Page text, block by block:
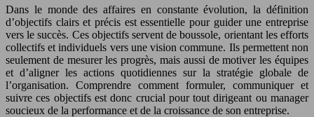
Dans le monde des affaires en constante évolution, la définition
d’objectifs clairs et précis est essentielle pour guider une entreprise
vers le succès. Ces objectifs servent de boussole, orientant les efforts
collectifs et individuels vers une vision commune. Ils permettent non
seulement de mesurer les progrès, mais aussi de motiver les équipes
et d’aligner les actions quotidiennes sur la stratégie globale de
l’organisation. Comprendre comment formuler, communiquer et
suivre ces objectifs est donc crucial pour tout dirigeant ou manager
soucieux de la performance et de la croissance de son entreprise.